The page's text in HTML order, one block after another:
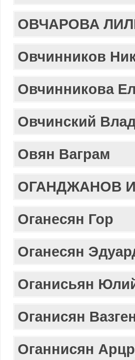
ОВЧАРОВА
Овчинников
Овчинникова
Овчинский
Овян Ваграм
ОГАНДЖАНОВ
Оганесян Гор
Оганесян
Оганисьян
Оганисян
Оганнисян